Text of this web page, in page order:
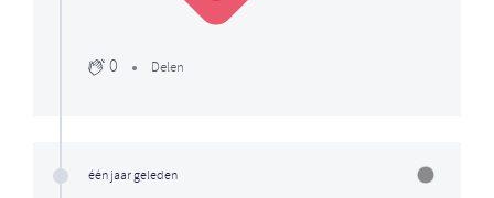
0 Delen
één jaar geleden